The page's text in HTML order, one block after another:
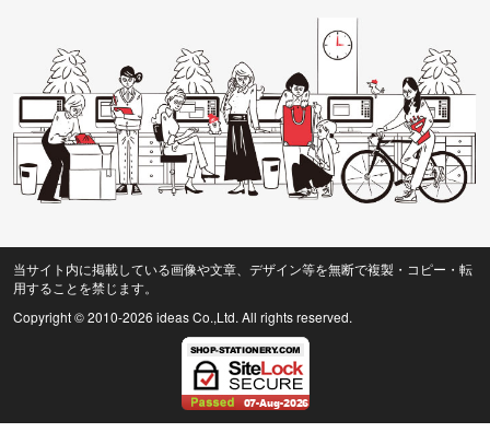
当サイト内に掲載している画像や文章、デザイン等を無断で複製・コピー・転
用することを禁じます。
Copyright © 2010-2026 ideas Co.,Ltd. All rights reserved.